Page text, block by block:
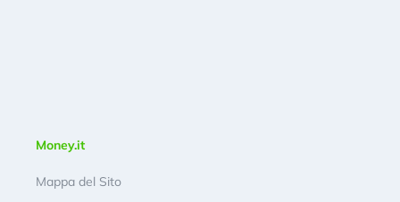
Money.it
Mappa del Sito